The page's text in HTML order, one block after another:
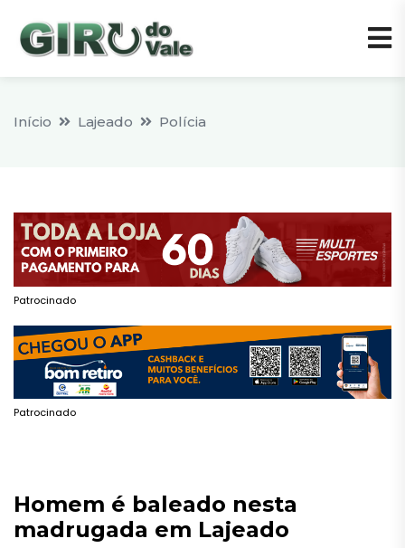
Início Lajeado Polícia
Patrocinado
Patrocinado
Homem é baleado nesta
madrugada em Lajeado